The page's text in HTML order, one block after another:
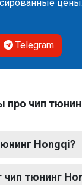
цены.
Telegram
про чип
Hongqi?
чип тюнинг